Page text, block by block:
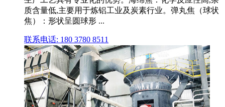
质含量低,主要用于炼铝工业及炭素行业。弹丸焦（球状
焦）：形状呈圆球形 ...
联系电话: 180 3780 8511